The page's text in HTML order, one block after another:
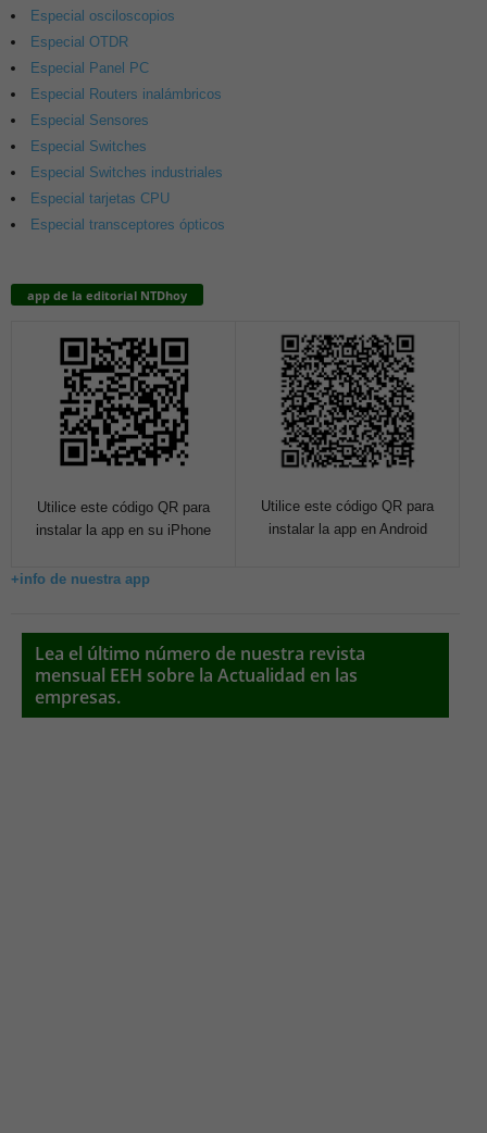
Especial osciloscopios
Especial OTDR
Especial Panel PC
Especial Routers inalámbricos
Especial Sensores
Especial Switches
Especial Switches industriales
Especial tarjetas CPU
Especial transceptores ópticos
app de la editorial NTDhoy
Utilice este código QR para
instalar la app en su iPhone
Utilice este código QR para
instalar la app en Android
+info de nuestra app
Lea el último número de nuestra revista
mensual EEH sobre la Actualidad en las
empresas.